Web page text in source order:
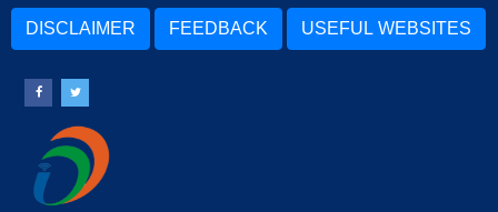
DISCLAIMER FEEDBACK USEFUL WEBSITES